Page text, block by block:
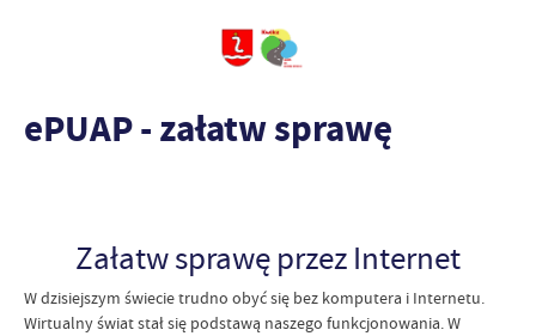
ePUAP - załatw sprawę
Załatw sprawę przez Internet
W dzisiejszym świecie trudno obyć się bez komputera i Internetu.
Wirtualny świat stał się podstawą naszego funkcjonowania. W